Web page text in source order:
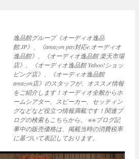
逸品館グループ《オーディオ逸品
館.JP》、《amazon pay対応e.オーディオ
逸品館》、《オーディオ逸品館 楽天市場
店》、《オーディオ逸品館 Yahoo!ショッ
ピング店》、《オーディオ逸品館
amazon店》のスタッフが、オススメ情報
をご紹介します！オーディオ全般からホ
ームシアター、スピーカー、セッティン
グなどなど役立つ情報満載です！関連ブ
ログの検索もこちらから。 ※※ブログ記
事中の販売価格は、掲載当時の消費税率
に基づいて表記しております。